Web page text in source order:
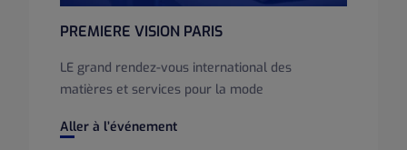
PREMIERE VISION PARIS
LE grand rendez‑vous international des
matières et services pour la mode
Aller à l’événement
PREMIERE VISION PARIS